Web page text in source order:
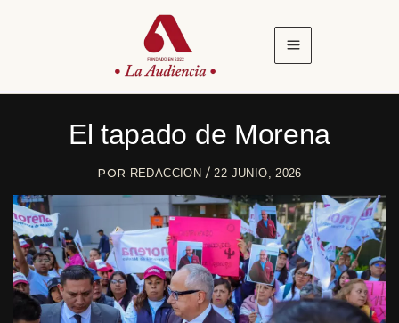
El tapado de Morena
POR REDACCION / 22 JUNIO, 2026